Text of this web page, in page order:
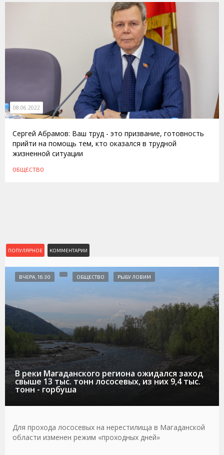
08.06.2022
Сергей Абрамов: Ваш труд - это призвание, готовность
прийти на помощь тем, кто оказался в трудной
жизненной ситуации
ОБЩЕСТВО
ПОПУЛЯРНОЕ КОММЕНТАРИИ
В реки Магаданского региона ожидался заход
свыше 13 тыс. тонн лососевых, из них 9,4 тыс.
тонн - горбуша
ВЧЕРА, 16:30 ОБЩЕСТВО РЫБУ ЛОВИМ
Для прохода лососевых на нерестилища в Магаданской
области изменен режим «проходных дней»